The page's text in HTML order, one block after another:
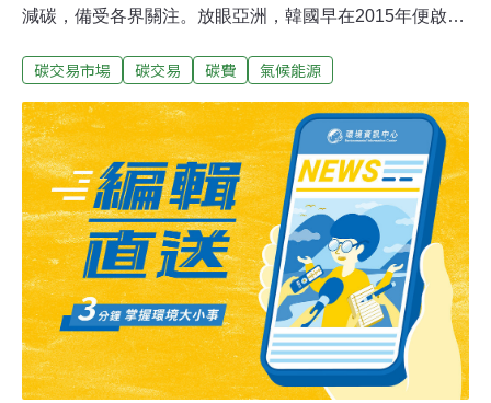
減碳，備受各界關注。放眼亞洲，韓國早在2015年便啟動
洲第二個（僅次於哈薩克）實施強制性碳交易的國家，其
灣》專訪長期關注韓國碳市場發展的Plan 1.5總監權慶
洛，解析K-ETS走過的彎路，以及哪些經驗值得台灣借
鏡、哪些教訓更應避免重蹈覆轍。碳價從30美元跌到6美
元！韓國ETS出了什麼問題？權慶洛投入能源與氣候變遷
領域近20年，曾任職KPMG、首爾市政府氣候環境本部及
國會議員辦公室，現為韓國氣候倡議組織「Plan 1.5」總
監，長期關注韓國再生能源與排放交易制度發展。台灣正
規劃試行ETS，此次來台，權慶洛分享韓國K-ETS推動十
年的實務經驗與最新改革方向。ETS是由政府設定溫室氣
體
碳交易市場 碳交易 碳費 氣候能源